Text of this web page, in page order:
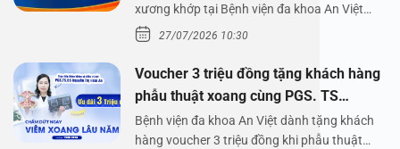
xương khớp tại Bệnh viện đa khoa An Việt
Bệnh viện đa…
27/07/2026 10:30
Voucher 3 triệu đồng tặng khách hàng
phẫu thuật xoang cùng PGS. TS
Nguyễn Thị Hoài An
Bệnh viện đa khoa An Việt dành tặng khách
hàng voucher 3 triệu đồng khi phẫu thuật